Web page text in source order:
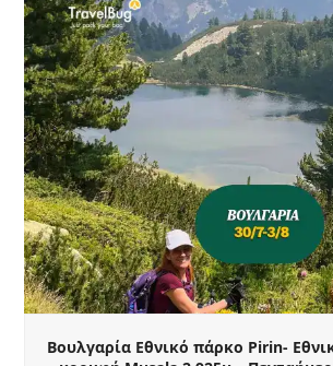
Βουλγαρία Εθνικό πάρκο Pirin-